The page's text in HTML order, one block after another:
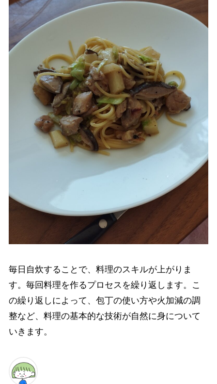
毎日自炊することで、料理のスキルが上がりま
す。毎回料理を作るプロセスを繰り返します。こ
の繰り返しによって、包丁の使い方や火加減の調
整など、料理の基本的な技術が自然に身について
いきます。